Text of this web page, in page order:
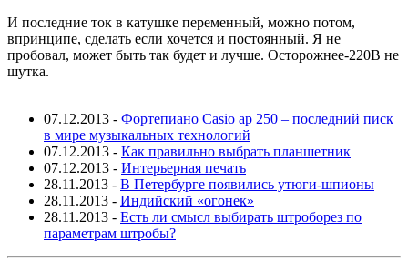
И последние ток в катушке переменный, можно потом,
впринципе, сделать если хочется и постоянный. Я не
пробовал, может быть так будет и лучше. Осторожнее-220В не
шутка.
07.12.2013 - Фортепиано Casio ap 250 – последний писк
в мире музыкальных технологий
07.12.2013 - Как правильно выбрать планшетник
07.12.2013 - Интерьерная печать
28.11.2013 - В Петербурге появились утюги-шпионы
28.11.2013 - Индийский «огонек»
28.11.2013 - Есть ли смысл выбирать штроборез по
параметрам штробы?